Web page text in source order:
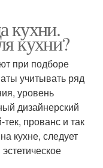
кухни.
кухни?
при подборе
учитывать ряд
уровень
дизайнерский
тек, прованс и так
кухне, следует